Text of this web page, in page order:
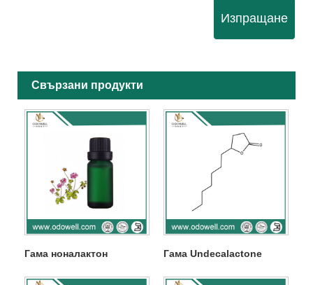
Изпращане
Свързани продукти
Гама ноналактон Гама Undecalactone